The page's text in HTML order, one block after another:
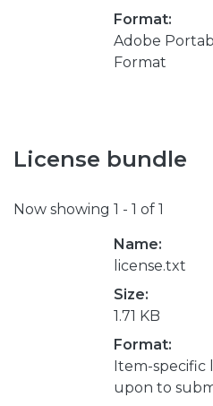
Format:
Adobe
Format
License bundle
Now showing 1 - 1 of 1
Name:
license.txt
Size:
1.71 KB
Format:
Item-specific
upon to